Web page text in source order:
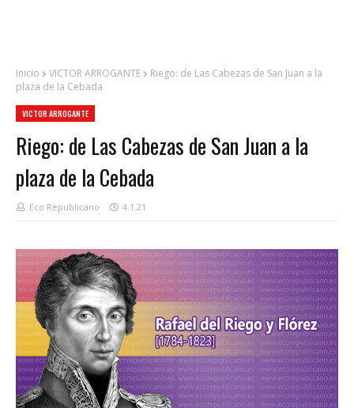
Inicio VICTOR ARROGANTE
Riego: de Las Cabezas de San Juan a la
plaza de la Cebada
VICTOR ARROGANTE
Riego: de Las Cabezas de San Juan a la
plaza de la Cebada
Eco Republicano 4.1.21